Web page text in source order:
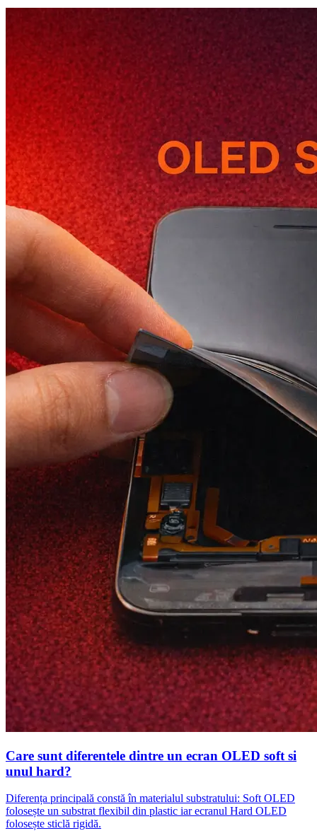
Care sunt diferentele dintre un ecran OLED soft si
unul hard?
Diferența principală constă în materialul substratului: Soft OLED
folosește un substrat flexibil din plastic iar ecranul Hard OLED
folosește sticlă rigidă.